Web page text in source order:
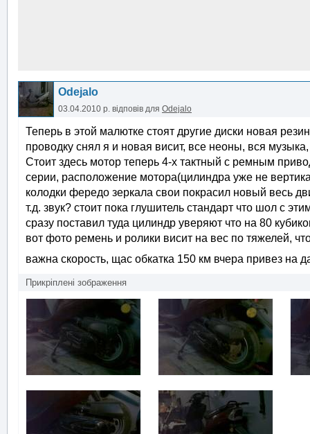
Odejalo
03.04.2010 р. відповів для Odejalo
Теперь в этой малютке стоят другие диски новая
проводку снял я и новая висит, все неоны, вся
Стоит здесь мотор теперь 4-х тактный с ремным
серии, расположение мотора(цилиндра уже не
колодки фередо зеркала свои покрасил новый весь
т.д. звук? стоит пока глушитель стандарт что шол с
сразу поставил туда цилиндр уверяют что на 80
вот фото ремень и ролики висит на вес по тяжелей,
важна скорость, щас обкатка 150 км вчера привез на
Прикріплені зображення